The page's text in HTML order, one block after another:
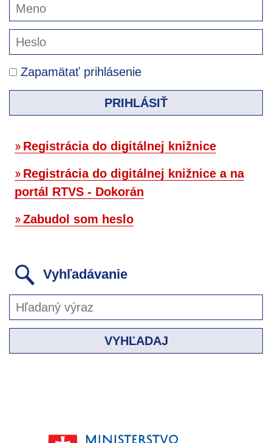
Zapamätať prihlásenie
PRIHLÁSIŤ
Registrácia do digitálnej knižnice
Registrácia do digitálnej knižnice a na
portál RTVS - Dokorán
Zabudol som heslo
Vyhľadávanie
VYHĽADAJ